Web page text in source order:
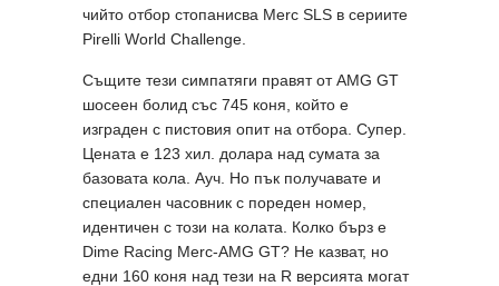
чийто отбор стопанисва Merc SLS в сериите
Pirelli World Challenge.
Същите тези симпатяги правят от AMG GT
шосеен болид със 745 коня, който е
изграден с пистовия опит на отбора. Супер.
Цената е 123 хил. долара над сумата за
базовата кола. Ауч. Но пък получавате и
специален часовник с пореден номер,
идентичен с този на колата. Колко бърз е
Dime Racing Merc-AMG GT? Не казват, но
едни 160 коня над тези на R версията могат